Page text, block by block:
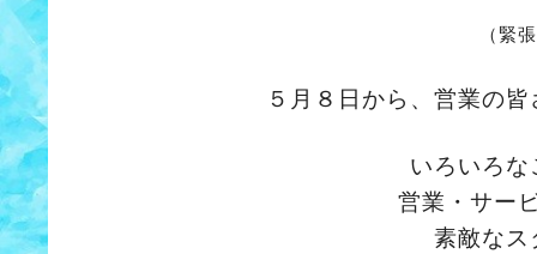
（緊
５月８日から、営業の
いろいろ
営業・サー
素敵な